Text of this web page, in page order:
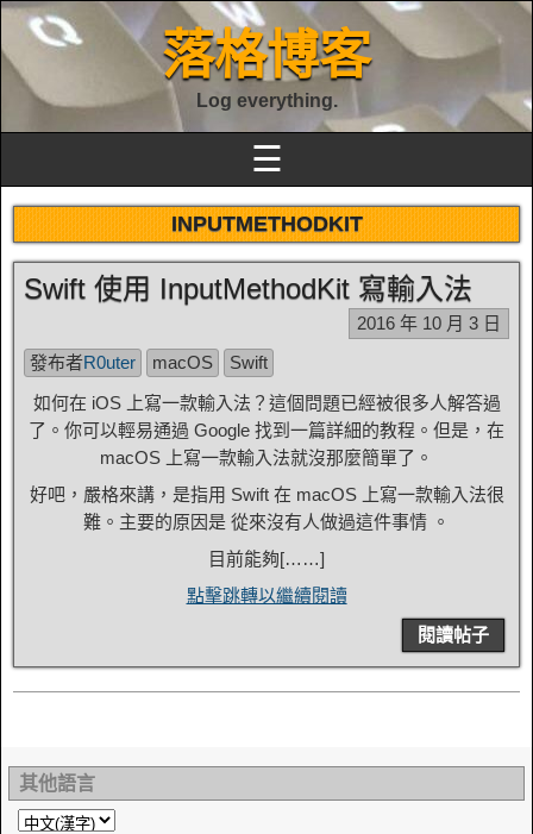
落格博客
Log everything.
☰
INPUTMETHODKIT
Swift 使用 InputMethodKit 寫輸入法
2016 年 10 月 3 日
發布者R0uter macOS
Swift
如何在 iOS 上寫一款輸入法？這個問題已經被很多人解答過
了。你可以輕易通過 Google 找到一篇詳細的教程。但是，在
macOS 上寫一款輸入法就沒那麼簡單了。
好吧，嚴格來講，是指用 Swift 在 macOS 上寫一款輸入法很
難。主要的原因是 從來沒有人做過這件事情 。
目前能夠[……]
點擊跳轉以繼續閱讀
閱讀帖子
其他語言